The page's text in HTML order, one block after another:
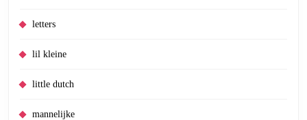
letters
lil kleine
little dutch
mannelijke